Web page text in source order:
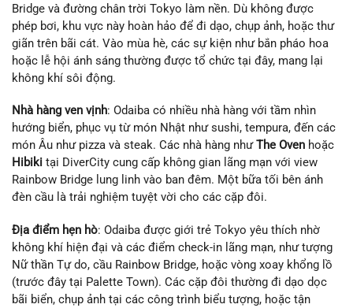
Bridge và đường chân trời Tokyo làm nền. Dù không được
phép bơi, khu vực này hoàn hảo để đi dạo, chụp ảnh, hoặc thư
giãn trên bãi cát. Vào mùa hè, các sự kiện như bắn pháo hoa
hoặc lễ hội ánh sáng thường được tổ chức tại đây, mang lại
không khí sôi động.
Nhà hàng ven vịnh: Odaiba có nhiều nhà hàng với tầm nhìn
hướng biển, phục vụ từ món Nhật như sushi, tempura, đến các
món Âu như pizza và steak. Các nhà hàng nhưThe Oven hoặc
Hibiki tại DiverCity cung cấp không gian lãng mạn với view
Rainbow Bridge lung linh vào ban đêm. Một bữa tối bên ánh
đèn cầu là trải nghiệm tuyệt vời cho các cặp đôi.
Địa điểm hẹn hò: Odaiba được giới trẻ Tokyo yêu thích nhờ
không khí hiện đại và các điểm check-in lãng mạn, như tượng
Nữ thần Tự do, cầu Rainbow Bridge, hoặc vòng xoay khổng lồ
(trước đây tại Palette Town). Các cặp đôi thường đi dạo dọc
bãi biển, chụp ảnh tại các công trình biểu tượng, hoặc tận